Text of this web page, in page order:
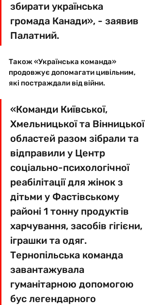
збирати українська
громада Канади», - заявив
Палатний.
Також «Українська команда»
продовжує допомагати цивільним,
які постраждали від війни.
«Команди Київської,
Хмельницької та Вінницької
областей разом зібрали та
відправили у Центр
соціально-психологічної
реабілітації для жінок з
дітьми у Фастівському
районі 1 тонну продуктів
харчування, засобів гігієни,
іграшки та одяг.
Тернопільська команда
завантажувала
гуманітарною допомогою
бус легендарного